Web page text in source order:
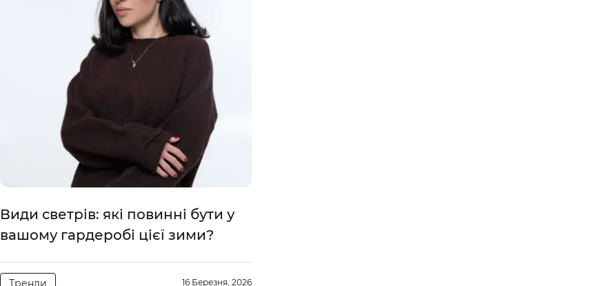
Види светрів: які повинні бути у
вашому гардеробі цієї зими?
Тренди 16 Березня, 2026